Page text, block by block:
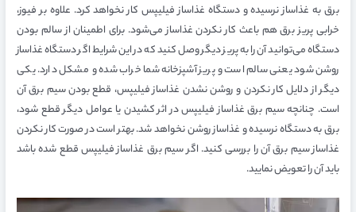
برق به غذاساز نرسیده و دستگاه غذاساز فیلیپس کار نخواهد کرد. علاوه بر فیوز،
خرابی پریز برق هم باعث کار نکردن غذاساز می‌شود. برای اطمینان از سالم بودن
دستگاه می‌توانید آن را به پریز دیگر وصل کنید که در این شرایط اگر دستگاه غذاساز
روشن شود یعنی سالم است و پریز آشپزخانه شما خراب شده و مشکل دارد. یکی
دیگر از دلایل کار نکردن و روشن نشدن غذاساز فیلیپس، قطع بودن سیم برق آن
است. چنانچه سیم برق غذاساز فیلیپس در اثر کشیدن یا عوامل دیگر قطع شود،
برق به دستگاه نرسیده و غذاساز روشن نخواهد شد. بهتر است در صورت کار نکردن
غذاساز سیم برق آن را بررسی کنید. اگر سیم برق غذاساز فیلیپس قطع شده باشد
باید آن را تعویض نمایید.